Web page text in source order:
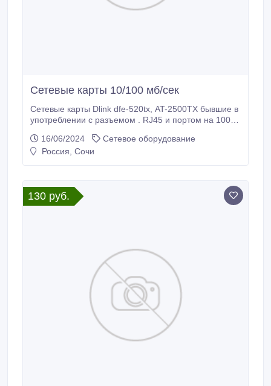
Сетевые карты 10/100 мб/сек
Сетевые карты Dlink dfe-520tx, AT-2500TX бывшие в
употреблении с разъемом . RJ45 и портом на 100
шт. 16/06/2024
Сетевое оборудование
Россия, Сочи
130 руб.